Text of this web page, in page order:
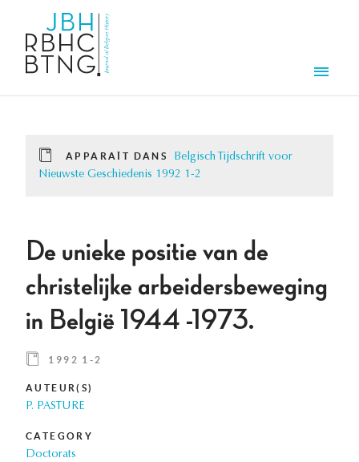
APPARAÎT DANS
Belgisch Tijdschrift voor
Nieuwste Geschiedenis 1992 1-2
De unieke positie van de
christelijke arbeidersbeweging
in België 1944 -1973.
1992 1-2
AUTEUR(S)
P. PASTURE
CATEGORY
Doctorats